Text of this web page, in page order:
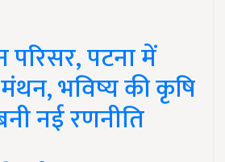
पटना में
भविष्य की कृषि
नई रणनीति